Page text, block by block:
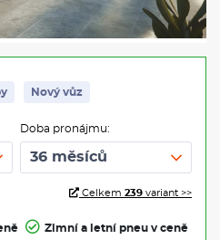
Nový vůz
Doba pronájmu:
Celkem 239 variant >>
Zimní a letní pneu v ceně